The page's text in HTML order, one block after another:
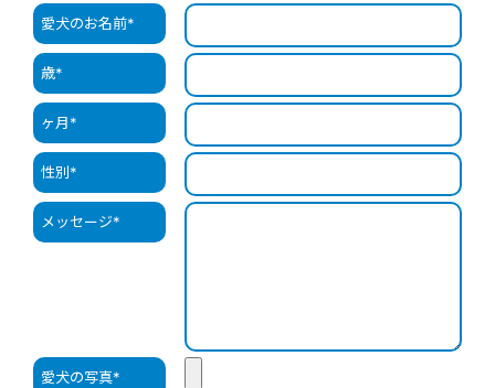
愛犬のお名前*
歳*
ヶ月*
性別*
メッセージ*
愛犬の写真*